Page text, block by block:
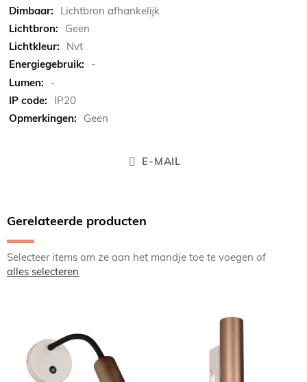
Lichtbron afhankelijk
Geen
Nvt
-
-
IP20
Geen
E-MAIL
Gerelateerde producten
Selecteer items om ze aan het mandje toe te voegen of
alles selecteren